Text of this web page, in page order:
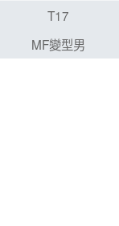
T17
MF變型男